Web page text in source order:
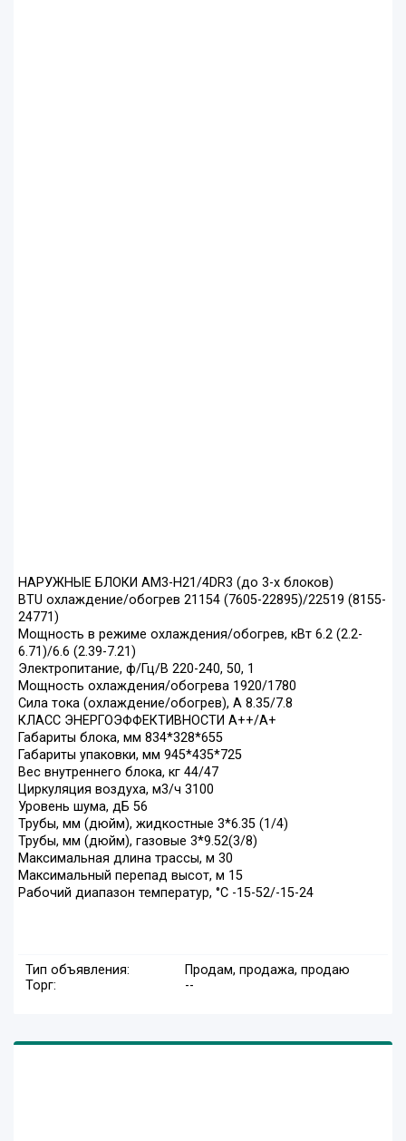
НАРУЖНЫЕ БЛОКИ AM3-H21/4DR3 (до 3-х блоков)
BTU охлаждение/обогрев 21154 (7605-22895)/22519 (8155-
24771)
Мощность в режиме охлаждения/обогрев, кВт 6.2 (2.2-
6.71)/6.6 (2.39-7.21)
Электропитание, ф/Гц/В 220-240, 50, 1
Мощность охлаждения/обогрева 1920/1780
Сила тока (охлаждение/обогрев), А 8.35/7.8
КЛАСС ЭНЕРГОЭФФЕКТИВНОСТИ A++/A+
Габариты блока, мм 834*328*655
Габариты упаковки, мм 945*435*725
Вес внутреннего блока, кг 44/47
Циркуляция воздуха, м3/ч 3100
Уровень шума, дБ 56
Трубы, мм (дюйм), жидкостные 3*6.35 (1/4)
Трубы, мм (дюйм), газовые 3*9.52(3/8)
Максимальная длина трассы, м 30
Максимальный перепад высот, м 15
Рабочий диапазон температур, °C -15-52/-15-24
Тип объявления:
Продам, продажа, продаю
Торг:
--